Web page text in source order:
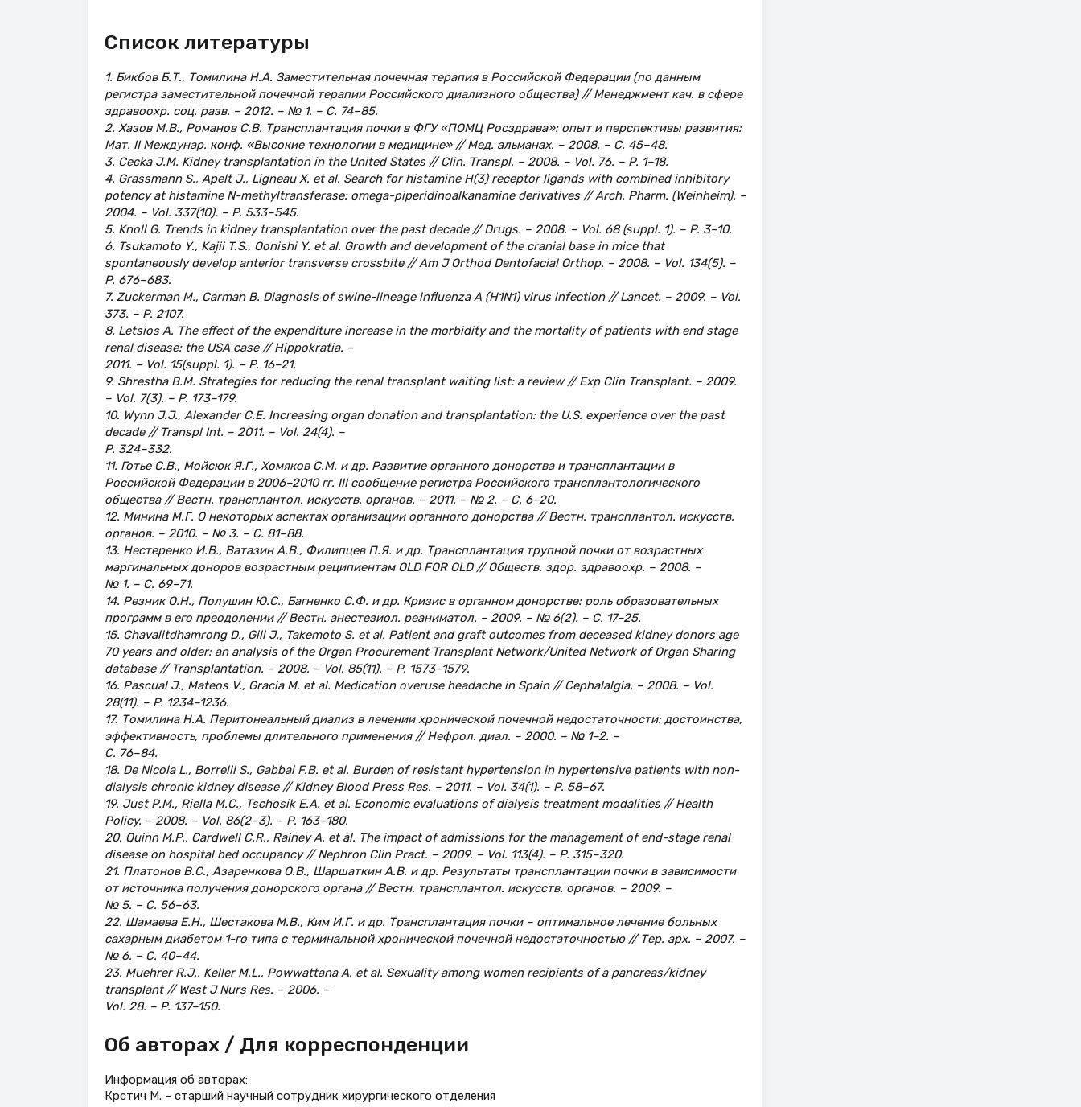
Список литературы
1. Бикбов Б.Т., Томилина Н.А. Заместительная почечная терапия в Российской Федерации (по данным
регистра заместительной почечной терапии Российского диализного общества) // Менеджмент кач. в сфере
здравоохр. соц. разв. – 2012. – № 1. – С. 74–85.
2. Хазов М.В., Романов С.В. Трансплантация почки в ФГУ «ПОМЦ Росздрава»: опыт и перспективы развития:
Мат. II Междунар. конф. «Высокие технологии в медицине» // Мед. альманах. – 2008. – С. 45–48.
3. Cecka J.M. Kidney transplantation in the United States // Clin. Transpl. – 2008. – Vol. 76. – P. 1–18.
4. Grassmann S., Apelt J., Ligneau X. et al. Search for histamine H(3) receptor ligands with combined inhibitory
potency at histamine N-methyltransferase: omega-piperidinoalkanamine derivatives // Arch. Pharm. (Weinheim). –
2004. – Vol. 337(10). – P. 533–545.
5. Knoll G. Trends in kidney transplantation over the past decade // Drugs. – 2008. – Vol. 68 (suppl. 1). – P. 3–10.
6. Tsukamoto Y., Kajii T.S., Oonishi Y. et al. Growth and development of the cranial base in mice that
spontaneously develop anterior transverse crossbite // Am J Orthod Dentofacial Orthop. – 2008. – Vol. 134(5). –
P. 676–683.
7. Zuckerman M., Carman B. Diagnosis of swine-lineage influenza A (H1N1) virus infection // Lancet. – 2009. – Vol.
373. – P. 2107.
8. Letsios A. The effect of the expenditure increase in the morbidity and the mortality of patients with end stage
renal disease: the USA case // Hippokratia. –
2011. – Vol. 15(suppl. 1). – P. 16–21.
9. Shrestha B.M. Strategies for reducing the renal transplant waiting list: a review // Exp Clin Transplant. – 2009.
– Vol. 7(3). – P. 173–179.
10. Wynn J.J., Alexander C.E. Increasing organ donation and transplantation: the U.S. experience over the past
decade // Transpl Int. – 2011. – Vol. 24(4). –
P. 324–332.
11. Готье С.В., Мойсюк Я.Г., Хомяков С.М. и др. Развитие органного донорства и трансплантации в
Российской Федерации в 2006–2010 гг. III cообщение регистра Российского трансплантологического
общества // Вестн. трансплантол. искусств. органов. – 2011. – № 2. – С. 6–20.
12. Минина М.Г. О некоторых аспектах организации органного донорства // Вестн. трансплантол. искусств.
органов. – 2010. – № 3. – С. 81–88.
13. Нестеренко И.В., Ватазин А.В., Филипцев П.Я. и др. Трансплантация трупной почки от возрастных
маргинальных доноров возрастным реципиентам OLD FOR OLD // Обществ. здор. здравоохр. – 2008. –
№ 1. – С. 69–71.
14. Резник О.Н., Полушин Ю.С., Багненко С.Ф. и др. Кризис в органном донорстве: роль образовательных
программ в его преодолении // Вестн. анестезиол. реаниматол. – 2009. – № 6(2). – С. 17–25.
15. Chavalitdhamrong D., Gill J., Takemoto S. et al. Patient and graft outcomes from deceased kidney donors age
70 years and older: an analysis of the Organ Procurement Transplant Network/United Network of Organ Sharing
database // Transplantation. – 2008. – Vol. 85(11). – P. 1573–1579.
16. Pascual J., Mateos V., Gracia M. et al. Medication overuse headache in Spain // Cephalalgia. – 2008. – Vol.
28(11). – P. 1234–1236.
17. Томилина Н.А. Перитонеальный диализ в лечении хронической почечной недостаточности: достоинства,
эффективность, проблемы длительного применения // Нефрол. диал. – 2000. – № 1–2. –
С. 76–84.
18. De Nicola L., Borrelli S., Gabbai F.B. et al. Burden of resistant hypertension in hypertensive patients with non-
dialysis chronic kidney disease // Kidney Blood Press Res. – 2011. – Vol. 34(1). – P. 58–67.
19. Just P.M., Riella M.C., Tschosik E.A. et al. Economic evaluations of dialysis treatment modalities // Health
Policy. – 2008. – Vol. 86(2–3). – P. 163–180.
20. Quinn M.P., Cardwell C.R., Rainey A. et al. The impact of admissions for the management of end-stage renal
disease on hospital bed occupancy // Nephron Clin Pract. – 2009. – Vol. 113(4). – P. 315–320.
21. Платонов B.C., Азаренкова О.В., Шаршаткин А.В. и др. Результаты трансплантации почки в зависимости
от источника получения донорского органа // Вестн. трансплантол. искусств. органов. – 2009. –
№ 5. – С. 56–63.
22. Шамаева Е.Н., Шестакова М.В., Ким И.Г. и др. Трансплантация почки – оптимальное лечение больных
сахарным диабетом 1-го типа с терминальной хронической почечной недостаточностью // Тер. арх. – 2007. –
№ 6. – С. 40–44.
23. Muehrer R.J., Keller M.L., Powwattana A. et al. Sexuality among women recipients of a pancreas/kidney
transplant // West J Nurs Res. – 2006. –
Vol. 28. – P. 137–150.
Об авторах / Для корреспонденции
Информация об авторах:
Крстич М. – старший научный сотрудник хирургического отделения